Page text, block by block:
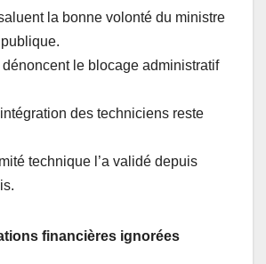
la bonne volonté du ministre
le blocage administratif
des techniciens reste
technique l’a validé depuis
financières ignorées